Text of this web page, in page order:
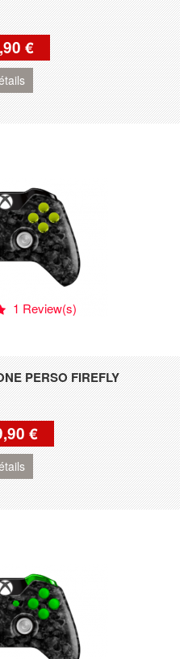
€
PERSO FIREFLY
1 Review(s)
€